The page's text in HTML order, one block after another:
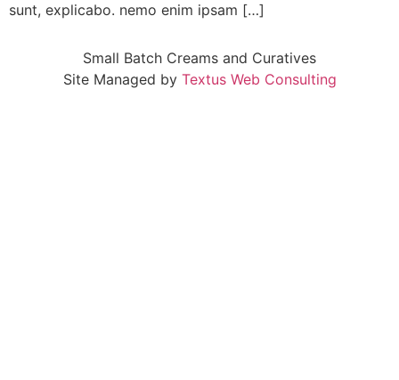
sunt, explicabo. nemo enim ipsam […]
Small Batch Creams and Curatives
Site Managed by Textus Web Consulting